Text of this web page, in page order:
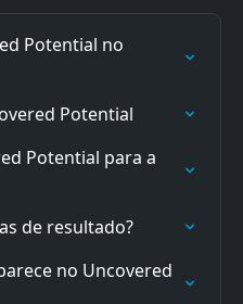
Potential no
Potential
Potential para a
de resultado?
no Uncovered